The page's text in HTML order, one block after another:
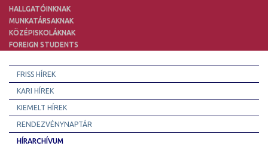
HALLGATÓINKNAK
MUNKATÁRSAKNAK
KÖZÉPISKOLÁKNAK
FOREIGN STUDENTS
FRISS HÍREK
KARI HÍREK
KIEMELT HÍREK
RENDEZVÉNYNAPTÁR
HÍRARCHÍVUM